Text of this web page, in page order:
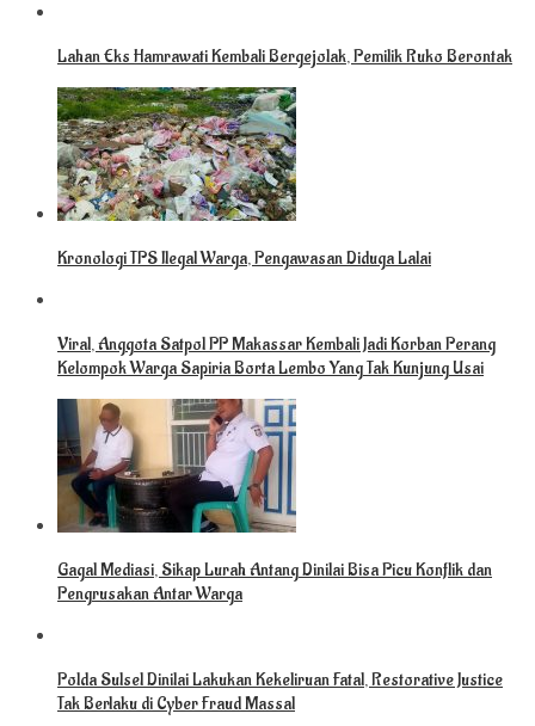
Lahan Eks Hamrawati Kembali Bergejolak, Pemilik Ruko Berontak
Kronologi TPS Ilegal Warga, Pengawasan Diduga Lalai
Viral, Anggota Satpol PP Makassar Kembali Jadi Korban Perang
Kelompok Warga Sapiria Borta Lembo Yang Tak Kunjung Usai
Gagal Mediasi, Sikap Lurah Antang Dinilai Bisa Picu Konflik dan
Pengrusakan Antar Warga
Polda Sulsel Dinilai Lakukan Kekeliruan Fatal, Restorative Justice
Tak Berlaku di Cyber Fraud Massal